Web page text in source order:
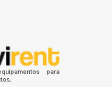
para